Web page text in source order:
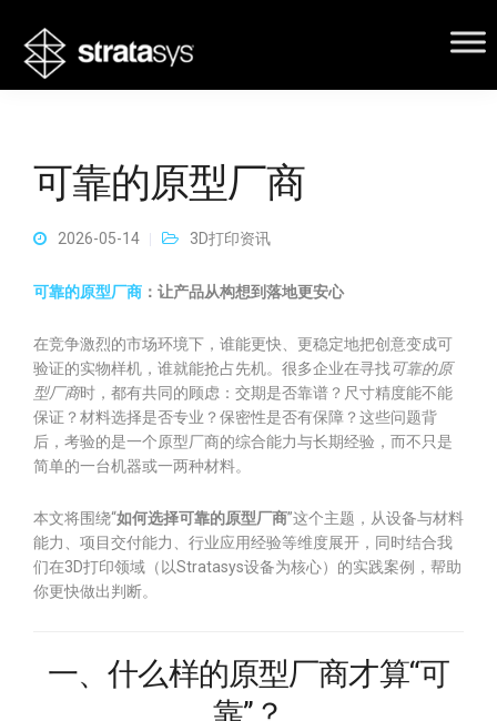
可靠的原型厂商
2026-05-14 3D打印资讯
可靠的原型厂商 ：让产品从构想到落地更安心
在竞争激烈的市场环境下，谁能更快、更稳定地把创意变成可
验证的实物样机，谁就能抢占先机。很多企业在寻找可靠的原
型厂商时，都有共同的顾虑：交期是否靠谱？尺寸精度能不能
保证？材料选择是否专业？保密性是否有保障？这些问题背
后，考验的是一个原型厂商的综合能力与长期经验，而不只是
简单的一台机器或一两种材料。
本文将围绕“如何选择可靠的原型厂商”这个主题，从设备与材料
能力、项目交付能力、行业应用经验等维度展开，同时结合我
们在3D打印领域（以Stratasys设备为核心）的实践案例，帮助
你更快做出判断。
一、什么样的原型厂商才算“可